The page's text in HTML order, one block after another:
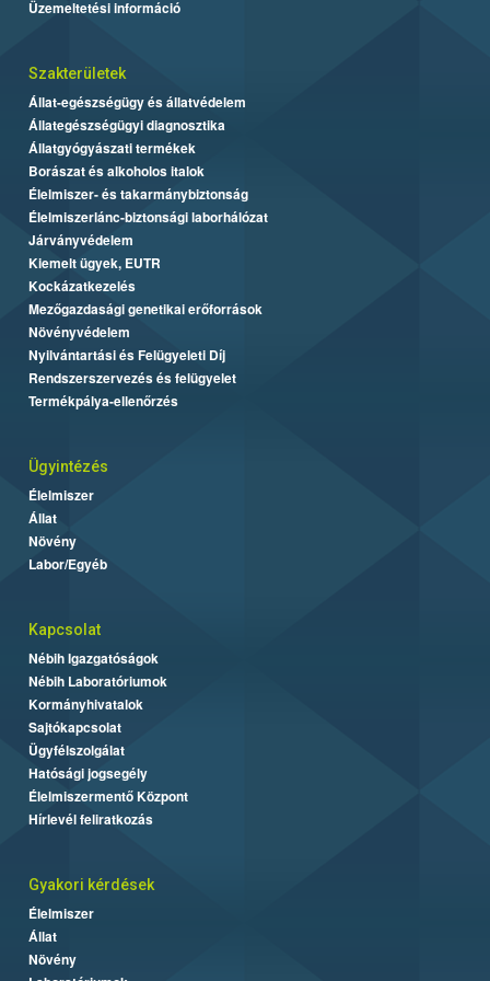
Üzemeltetési információ
Szakterületek
Állat-egészségügy és állatvédelem
Állategészségügyi diagnosztika
Állatgyógyászati termékek
Borászat és alkoholos italok
Élelmiszer- és takarmánybiztonság
Élelmiszerlánc-biztonsági laborhálózat
Járványvédelem
Kiemelt ügyek, EUTR
Kockázatkezelés
Mezőgazdasági genetikai erőforrások
Növényvédelem
Nyilvántartási és Felügyeleti Díj
Rendszerszervezés és felügyelet
Termékpálya-ellenőrzés
Ügyintézés
Élelmiszer
Állat
Növény
Labor/Egyéb
Kapcsolat
Nébih Igazgatóságok
Nébih Laboratóriumok
Kormányhivatalok
Sajtókapcsolat
Ügyfélszolgálat
Hatósági jogsegély
Élelmiszermentő Központ
Hírlevél feliratkozás
Gyakori kérdések
Élelmiszer
Állat
Növény